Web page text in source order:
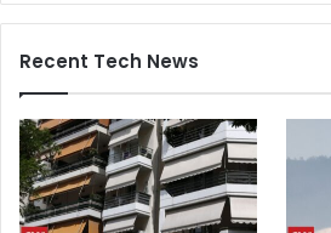
Recent Tech News